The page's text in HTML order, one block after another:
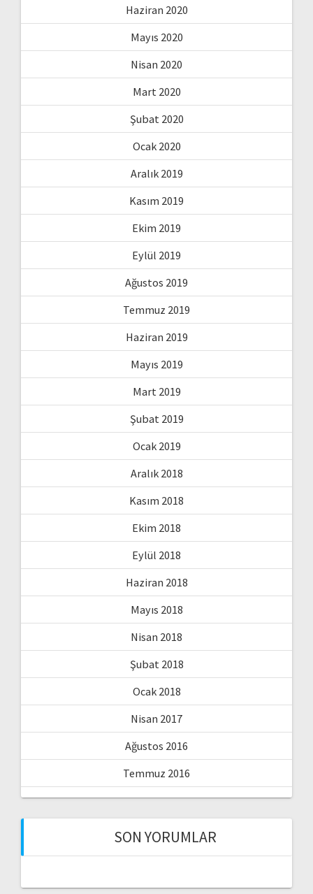
Haziran 2020
Mayıs 2020
Nisan 2020
Mart 2020
Şubat 2020
Ocak 2020
Aralık 2019
Kasım 2019
Ekim 2019
Eylül 2019
Ağustos 2019
Temmuz 2019
Haziran 2019
Mayıs 2019
Mart 2019
Şubat 2019
Ocak 2019
Aralık 2018
Kasım 2018
Ekim 2018
Eylül 2018
Haziran 2018
Mayıs 2018
Nisan 2018
Şubat 2018
Ocak 2018
Nisan 2017
Ağustos 2016
Temmuz 2016
SON YORUMLAR